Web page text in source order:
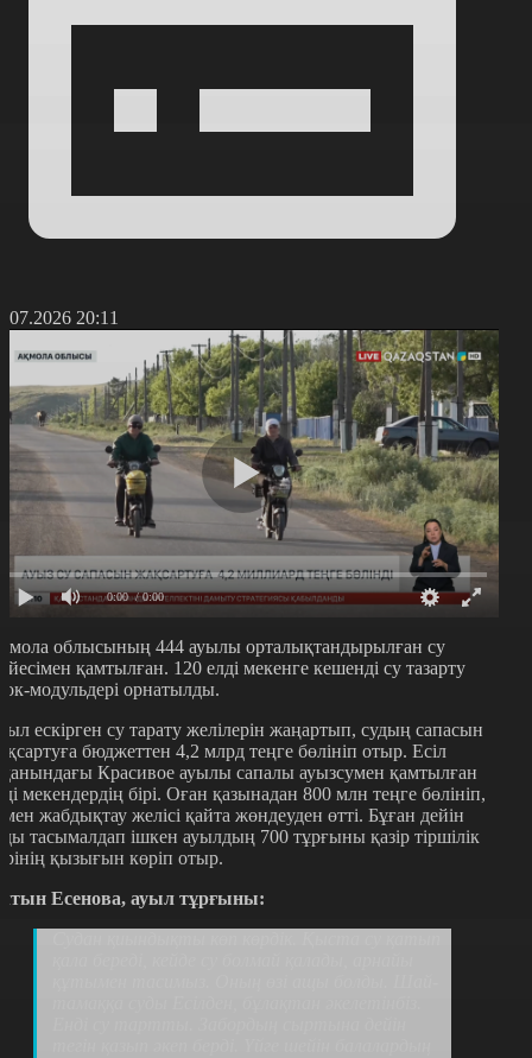
20:11
0:00 / 0:00
облысының 444 ауылы орталықтандырылған су
қамтылған. 120 елді мекенге кешенді су тазарту
модульдері орнатылды.
ескірген су тарату желілерін жаңартып, судың сапасын
бюджеттен 4,2 млрд теңге бөлініп отыр. Есіл
Красивое ауылы сапалы ауызсумен қамтылған
мекендердің бірі. Оған қазынадан 800 млн теңге бөлініп,
жабдықтау желісі қайта жөндеуден өтті. Бұған дейін
тасымалдап ішкен ауылдың 700 тұрғыны қазір тіршілік
қызығын көріп отыр.
Есенова, ауыл тұрғыны: